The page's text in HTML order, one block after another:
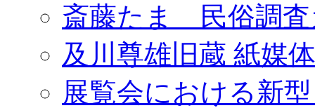
斎藤たま 民俗調査
及川尊雄旧蔵 紙媒
展覧会における新